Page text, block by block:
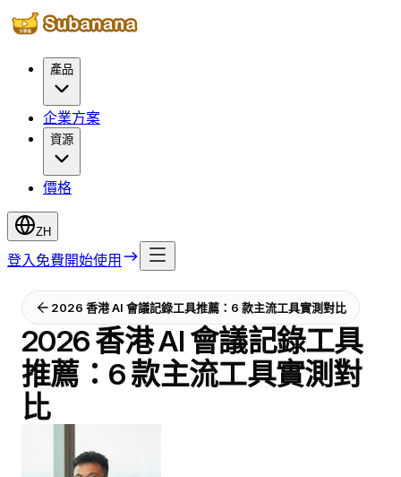
產品
企業方案
資源
價格
ZH
登入 免費開始使用
2026 香港 AI 會議記錄工具推薦：6 款主流工具實測對比
2026 香港 AI 會議記錄工具
推薦：6 款主流工具實測對
比